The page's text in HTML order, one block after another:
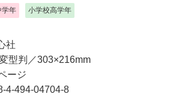
学年 小学校高学年
社
型判／303×216mm
ージ
4-494-04704-8